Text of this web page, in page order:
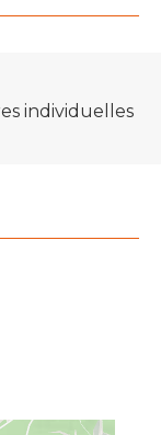
individuelles